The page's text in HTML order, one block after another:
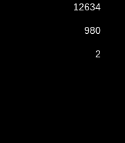
12634
980
2